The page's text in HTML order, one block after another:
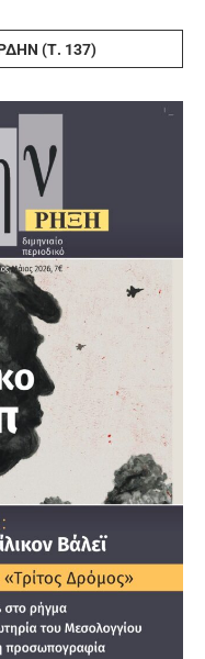
(Τ. 137)